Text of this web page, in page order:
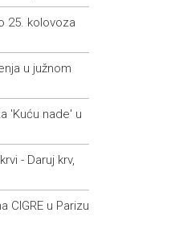
25. kolovoza
u južnom
'Kuću nade' u
- Daruj krv,
CIGRE u Parizu